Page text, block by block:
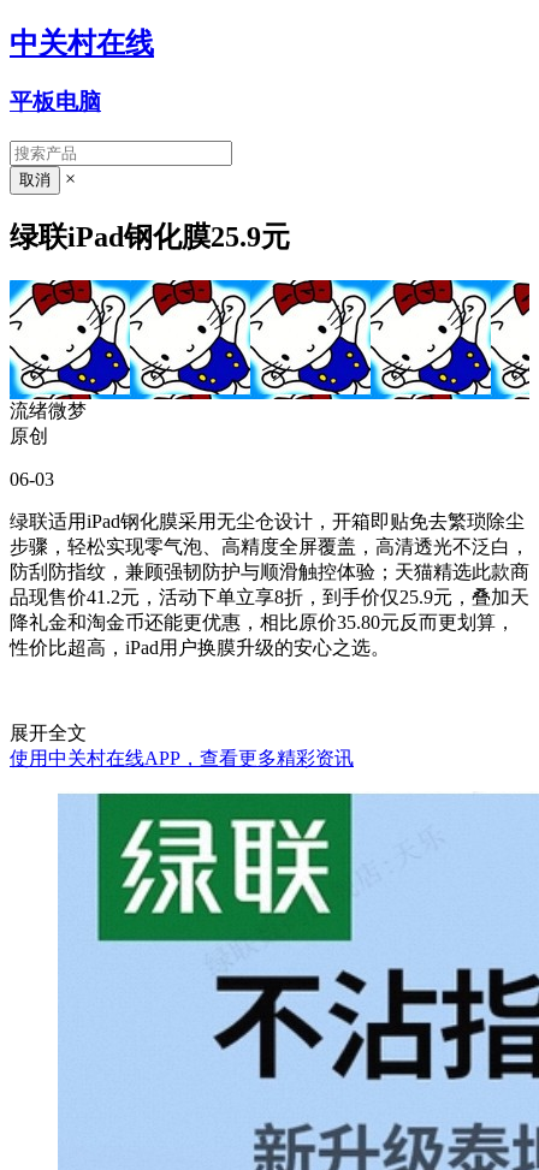
中关村在线
平板电脑
×
绿联iPad钢化膜25.9元
流绪微梦
原创
06-03
绿联适用iPad钢化膜采用无尘仓设计，开箱即贴免去繁琐除尘
步骤，轻松实现零气泡、高精度全屏覆盖，高清透光不泛白，
防刮防指纹，兼顾强韧防护与顺滑触控体验；天猫精选此款商
品现售价41.2元，活动下单立享8折，到手价仅25.9元，叠加天
降礼金和淘金币还能更优惠，相比原价35.80元反而更划算，
性价比超高，iPad用户换膜升级的安心之选。
展开全文
使用中关村在线APP，查看更多精彩资讯